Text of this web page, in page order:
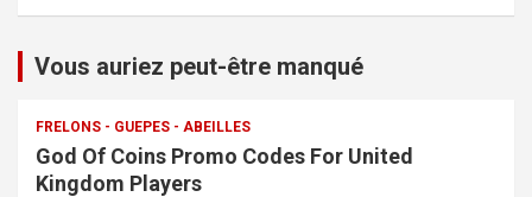
Vous auriez peut-être manqué
FRELONS - GUEPES - ABEILLES
God Of Coins Promo Codes For United
Kingdom Players